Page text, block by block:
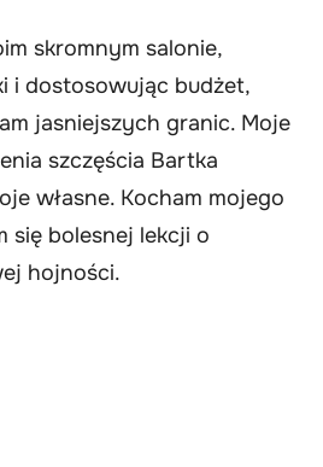
skromnym salonie,
i dostosowując budżet,
jasniejszych granic. Moje
szczęścia Bartka
własne. Kocham mojego
się bolesnej lekcji o
hojności.